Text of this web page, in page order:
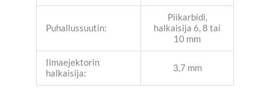
Puhallussuutin:
Piikarbidi,
halkaisija 6, 8 tai
10 mm
Ilmaejektorin
halkaisija:
3,7 mm